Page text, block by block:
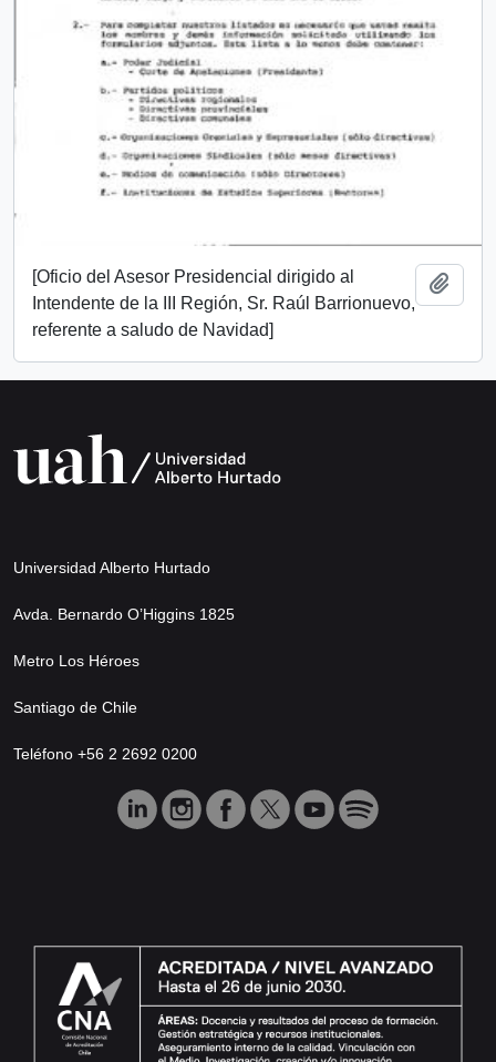
[Oficio del Asesor Presidencial dirigido al
Intendente de la III Región, Sr. Raúl Barrionuevo,
referente a saludo de Navidad]
Universidad Alberto Hurtado
Avda. Bernardo O’Higgins 1825
Metro Los Héroes
Santiago de Chile
Teléfono +56 2 2692 0200